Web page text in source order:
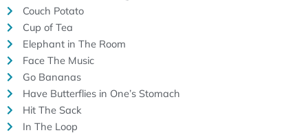
Couch Potato
Cup of Tea
Elephant in The Room
Face The Music
Go Bananas
Have Butterflies in One’s Stomach
Hit The Sack
In The Loop